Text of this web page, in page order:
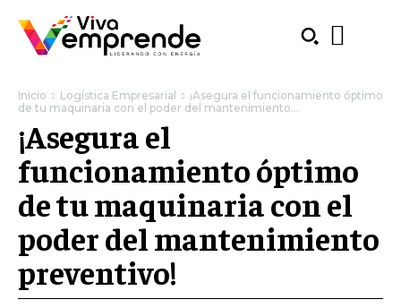
Inicio Logística Empresarial
¡Asegura el funcionamiento óptimo
de tu maquinaria con el poder del mantenimiento...
¡Asegura el
funcionamiento óptimo
de tu maquinaria con el
poder del mantenimiento
preventivo!